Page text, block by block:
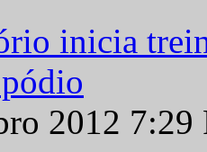
inicia
2012